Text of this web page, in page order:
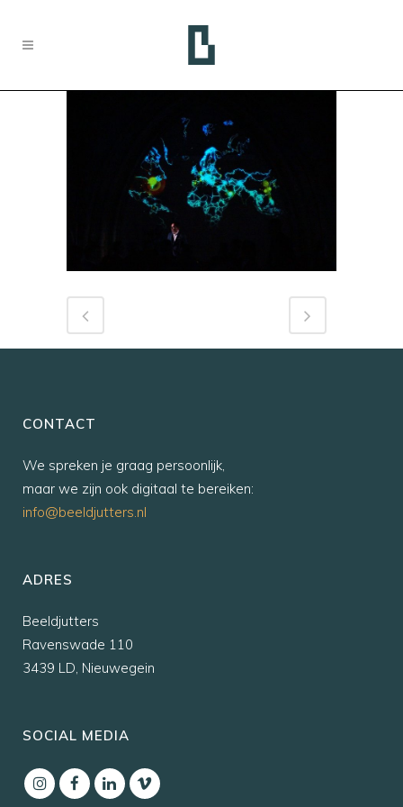
CONTACT
We spreken je graag persoonlijk,
maar we zijn ook digitaal te bereiken:
info@beeldjutters.nl
ADRES
Beeldjutters
Ravenswade 110
3439 LD, Nieuwegein
SOCIAL MEDIA